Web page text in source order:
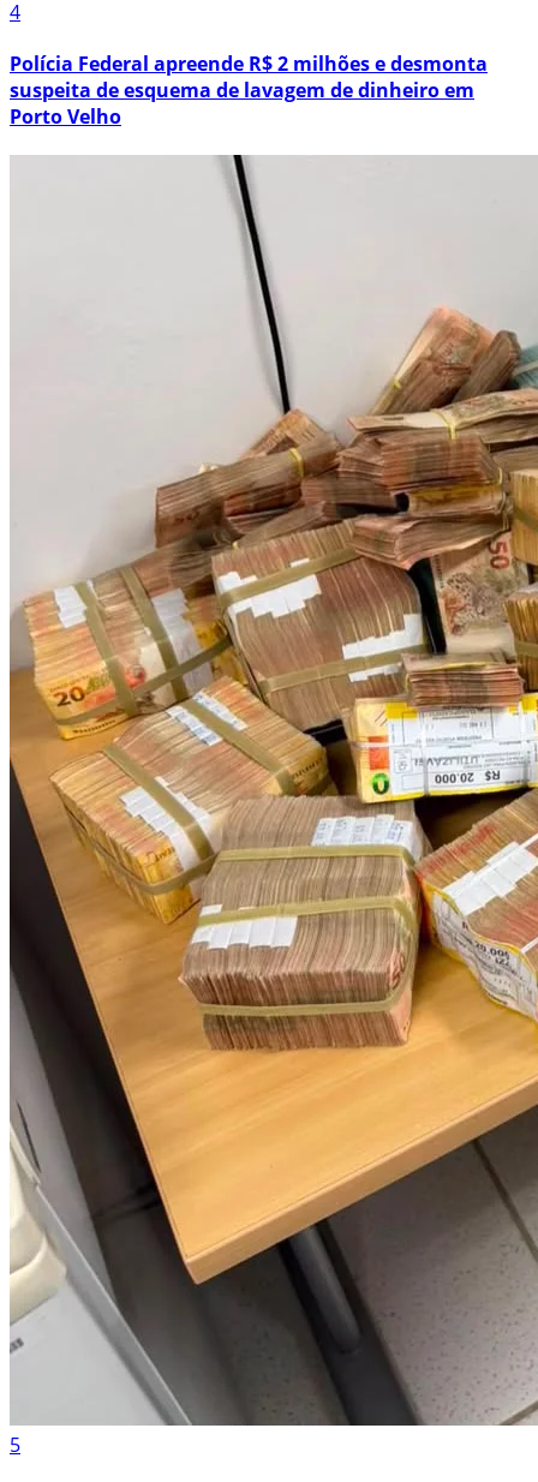
4
Polícia Federal apreende R$ 2 milhões e desmonta
suspeita de esquema de lavagem de dinheiro em
Porto Velho
5